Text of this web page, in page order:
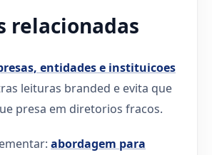
relacionadas
entidades e instituicoes
leituras branded e evita que
presa em diretorios fracos.
abordagem para